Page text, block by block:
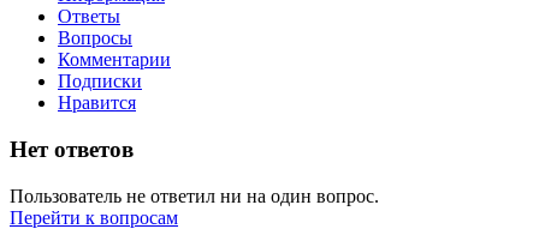
Ответы
Вопросы
Комментарии
Подписки
Нравится
Нет ответов
Пользователь не ответил ни на один вопрос.
Перейти к вопросам